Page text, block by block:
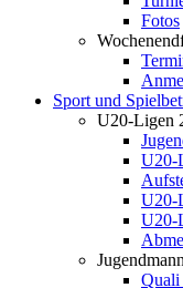
Fotos
Sport und
U20-Ligen
U20-
U20-
U20-